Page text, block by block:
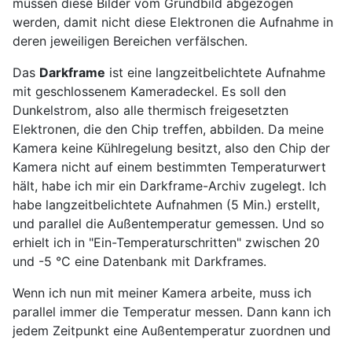
werden, damit nicht diese Elektronen die Aufnahme in
deren jeweiligen Bereichen verfälschen.
Das Darkframe ist eine langzeitbelichtete Aufnahme
mit geschlossenem Kameradeckel. Es soll den
Dunkelstrom, also alle thermisch freigesetzten
Elektronen, die den Chip treffen, abbilden. Da meine
Kamera keine Kühlregelung besitzt, also den Chip der
Kamera nicht auf einem bestimmten Temperaturwert
hält, habe ich mir ein Darkframe-Archiv zugelegt. Ich
habe langzeitbelichtete Aufnahmen (5 Min.) erstellt,
und parallel die Außentemperatur gemessen. Und so
erhielt ich in "Ein-Temperaturschritten" zwischen 20
und -5 °C eine Datenbank mit Darkframes.
Wenn ich nun mit meiner Kamera arbeite, muss ich
parallel immer die Temperatur messen. Dann kann ich
jedem Zeitpunkt eine Außentemperatur zuordnen und